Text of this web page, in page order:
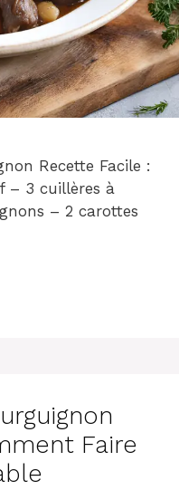
Recette Facile :
– 3 cuillères à
– 2 carottes
Faire